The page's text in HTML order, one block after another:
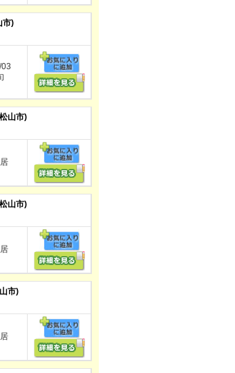
市)
山市)
山市)
市)